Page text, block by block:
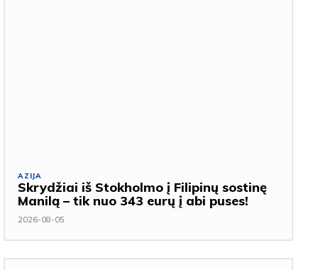
AZIJA
Skrydžiai iš Stokholmo į Filipinų sostinę
Manilą – tik nuo 343 eurų į abi puses!
2026-08-05